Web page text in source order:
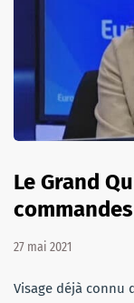
Le Grand
27 mai 2021
Visage déjà connu